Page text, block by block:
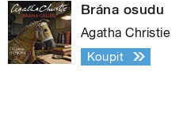
Brána osudu
Agatha Christie
Koupit